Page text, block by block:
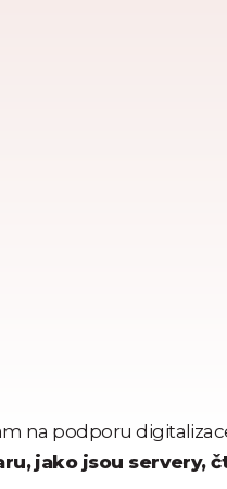
na podporu
jako jsou servery,